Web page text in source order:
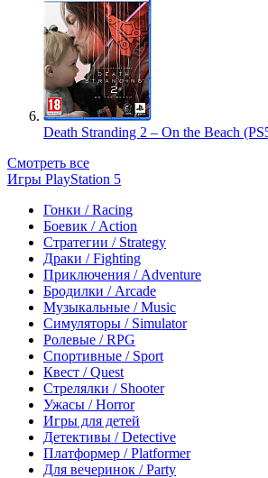
Death Stranding 2 – On the Beach
Смотреть все
Игры PlayStation 5
Гонки / Racing
Боевик / Action
Стратегии / Strategy
Драки / Fighting
Приключения / Adventure
Бродилки / Arcade
Музыкальные / Music
Симуляторы / Simulator
Ролевые / RPG
Спортивные / Sport
Квест / Quest
Стрелялки / Shooter
Ужасы / Horror
Игры для детей
Детективы / Detective
Платформер / Platformer
Для вечеринок / Party